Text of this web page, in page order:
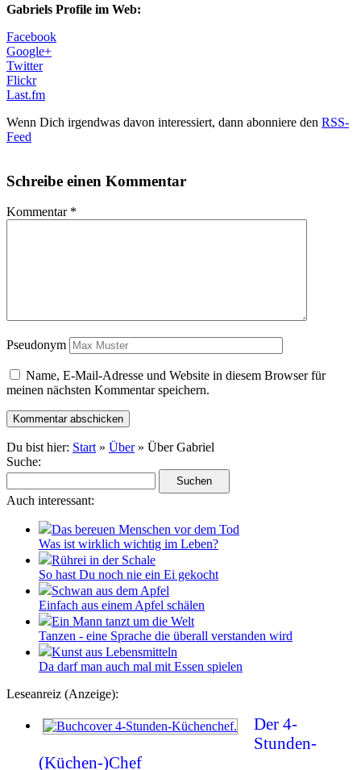
Gabriels Profile im Web:
Facebook
Google+
Twitter
Flickr
Last.fm
Wenn Dich irgendwas davon interessiert, dann abonniere den RSS-
Feed
Schreibe einen Kommentar
Kommentar *
Pseudonym
Name, E-Mail-Adresse und Website in diesem Browser für
meinen nächsten Kommentar speichern.
Du bist hier: Start» Über» Über Gabriel
Suche:
Auch interessant:
Das bereuen Menschen vor dem Tod
Was ist wirklich wichtig im Leben?
Rührei in der Schale
So hast Du noch nie ein Ei gekocht
Schwan aus dem Apfel
Einfach aus einem Apfel schälen
Ein Mann tanzt um die Welt
Tanzen - eine Sprache die überall verstanden wird
Kunst aus Lebensmitteln
Da darf man auch mal mit Essen spielen
Leseanreiz (Anzeige):
Der 4-
Stunden-
(Küchen-)Chef